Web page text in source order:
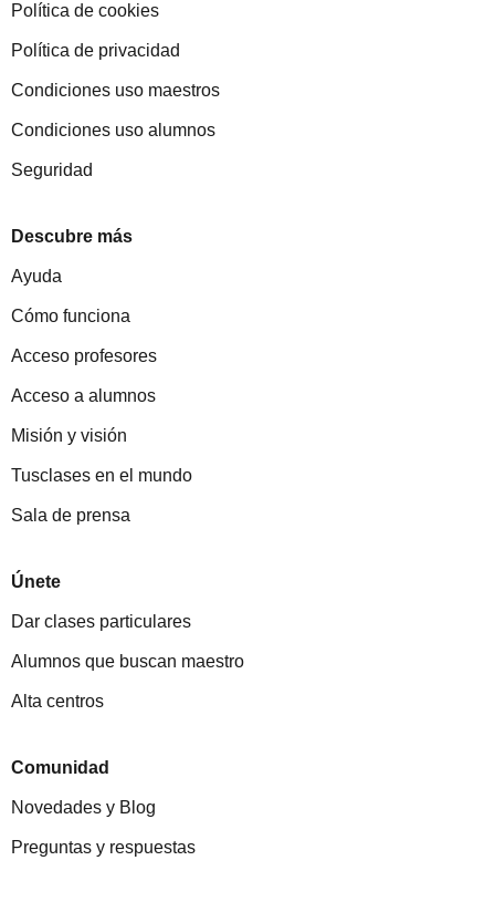
Política de cookies
Política de privacidad
Condiciones uso maestros
Condiciones uso alumnos
Seguridad
Descubre más
Ayuda
Cómo funciona
Acceso profesores
Acceso a alumnos
Misión y visión
Tusclases en el mundo
Sala de prensa
Únete
Dar clases particulares
Alumnos que buscan maestro
Alta centros
Comunidad
Novedades y Blog
Preguntas y respuestas